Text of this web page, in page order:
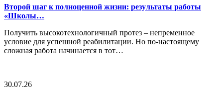
Второй шаг к полноценной жизни: результаты работы
«Школы…
Получить высокотехнологичный протез – непременное
условие для успешной реабилитации. Но по-настоящему
сложная работа начинается в тот…
30.07.26